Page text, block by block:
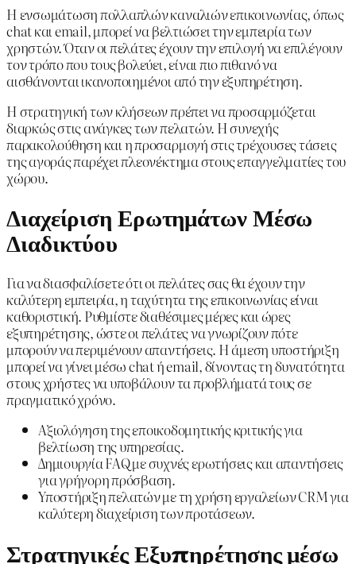
Η ενσωμάτωση πολλαπλών καναλιών επικοινωνίας, όπως
chat και email, μπορεί να βελτιώσει την εμπειρία των
χρηστών. Όταν οι πελάτες έχουν την επιλογή να επιλέγουν
τον τρόπο που τους βολεύει, είναι πιο πιθανό να
αισθάνονται ικανοποιημένοι από την εξυπηρέτηση.
Η στρατηγική των κλήσεων πρέπει να προσαρμόζεται
διαρκώς στις ανάγκες των πελατών. Η συνεχής
παρακολούθηση και η προσαρμογή στις τρέχουσες τάσεις
της αγοράς παρέχει πλεονέκτημα στους επαγγελματίες του
χώρου.
Διαχείριση Ερωτημάτων Μέσω
Διαδικτύου
Για να διασφαλίσετε ότι οι πελάτες σας θα έχουν την
καλύτερη εμπειρία, η ταχύτητα της επικοινωνίας είναι
καθοριστική. Ρυθμίστε διαθέσιμες μέρες και ώρες
εξυπηρέτησης, ώστε οι πελάτες να γνωρίζουν πότε
μπορούν να περιμένουν απαντήσεις. Η άμεση υποστήριξη
μπορεί να γίνει μέσω chat ή email, δίνοντας τη δυνατότητα
στους χρήστες να υποβάλουν τα προβλήματά τους σε
πραγματικό χρόνο.
Αξιολόγηση της εποικοδομητικής κριτικής για
βελτίωση της υπηρεσίας.
Δημιουργία FAQ με συχνές ερωτήσεις και απαντήσεις
για γρήγορη πρόσβαση.
Υποστήριξη πελατών με τη χρήση εργαλείων CRM για
καλύτερη διαχείριση των προτάσεων.
Στρατηγικές Εξυπηρέτησης μέσω